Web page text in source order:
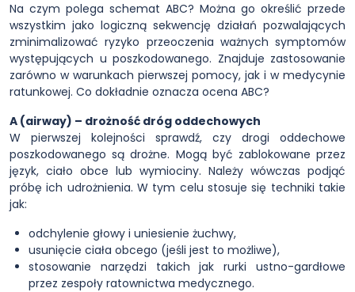
Na czym polega schemat ABC? Można go określić przede
wszystkim jako logiczną sekwencję działań pozwalających
zminimalizować ryzyko przeoczenia ważnych symptomów
występujących u poszkodowanego. Znajduje zastosowanie
zarówno w warunkach pierwszej pomocy, jak i w medycynie
ratunkowej. Co dokładnie oznacza ocena ABC?
A (airway) – drożność dróg oddechowych
W pierwszej kolejności sprawdź, czy drogi oddechowe
poszkodowanego są drożne. Mogą być zablokowane przez
język, ciało obce lub wymiociny. Należy wówczas podjąć
próbę ich udrożnienia. W tym celu stosuje się techniki takie
jak:
odchylenie głowy i uniesienie żuchwy,
usunięcie ciała obcego (jeśli jest to możliwe),
stosowanie narzędzi takich jak rurki ustno-gardłowe
przez zespoły ratownictwa medycznego.